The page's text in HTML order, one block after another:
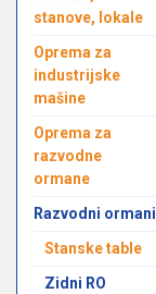
stanove, lokale
Oprema za
industrijske
mašine
Oprema za
razvodne
ormane
Razvodni ormani
Stanske table
Zidni RO